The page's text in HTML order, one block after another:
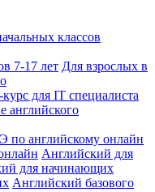
классов
7-17 лет Для взрослых в
для IT специалиста
английского
по английскому онлайн
Английский для
для начинающих
Английский базового